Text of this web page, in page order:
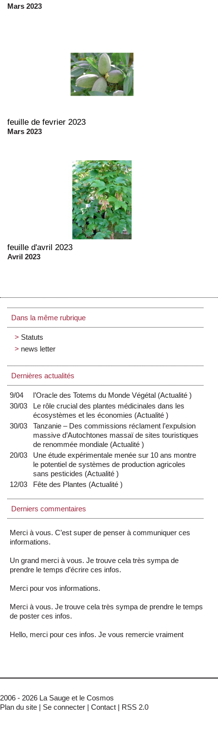
Mars 2023
feuille de fevrier 2023
Mars 2023
feuille d'avril 2023
Avril 2023
Dans la même rubrique
Statuts
news letter
Dernières actualités
9/04 l’Oracle des Totems du Monde Végétal (Actualité)
30/03
Le rôle crucial des plantes médicinales dans les
écosystèmes et les économies (Actualité)
30/03
Tanzanie – Des commissions réclament l’expulsion
massive d’Autochtones massaï de sites touristiques
de renommée mondiale (Actualité)
20/03
Une étude expérimentale menée sur 10 ans montre
le potentiel de systèmes de production agricoles
sans pesticides (Actualité)
12/03
Fête des Plantes (Actualité)
Derniers commentaires
Merci à vous. C’est super de penser à communiquer ces
informations.
Un grand merci à vous. Je trouve cela très sympa de
prendre le temps d’écrire ces infos.
Merci pour vos informations.
Merci à vous. Je trouve cela très sympa de prendre le temps
de poster ces infos.
Hello, merci pour ces infos. Je vous remercie vraiment
2006 - 2026 La Sauge et le Cosmos
Plan du site | Se connecter | Contact | RSS 2.0